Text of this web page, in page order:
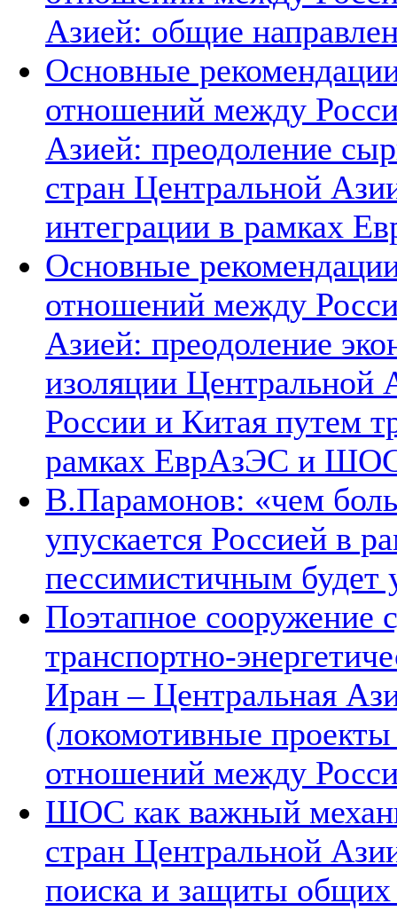
Азией: общие
Основные
отношений между
Азией: преодоление
стран Центральной
интеграции в рамках
Основные
отношений между
Азией: преодоление
изоляции Центральной
России и Китая путем
рамках ЕврАзЭС и
В.Парамонов: «чем
упускается Россией в
пессимистичным будет
Поэтапное сооружение
транспортно-
Иран – Центральная
(локомотивные
отношений между
ШОС как важный
стран Центральной
поиска и защиты общих